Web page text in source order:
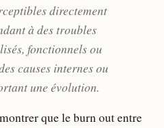
directement
à des troubles
fonctionnels ou
causes internes ou
une évolution.
que le burn out entre